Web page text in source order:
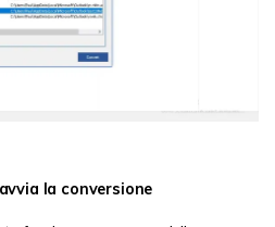
la conversione